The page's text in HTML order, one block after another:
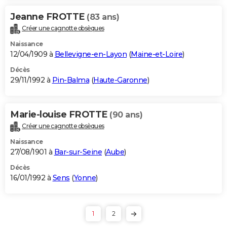
Jeanne FROTTE (83 ans)
Créer une cagnotte obsèques
Naissance
12/04/1909 à Bellevigne-en-Layon (Maine-et-Loire)
Décès
29/11/1992 à Pin-Balma (Haute-Garonne)
Marie-louise FROTTE (90 ans)
Créer une cagnotte obsèques
Naissance
27/08/1901 à Bar-sur-Seine (Aube)
Décès
16/01/1992 à Sens (Yonne)
1 2